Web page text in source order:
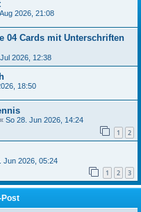
2026, 21:08
04 Cards mit Unterschriften
2026, 12:38
18:50
« So 28. Jun 2026, 14:24
1 2
Jun 2026, 05:24
1 2 3